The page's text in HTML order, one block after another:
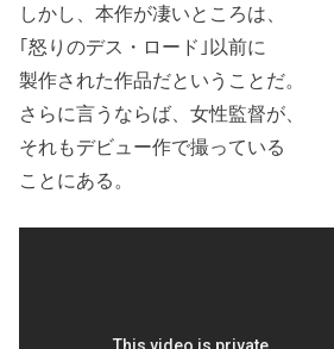
しかし、本作が凄いところは、
｢怒りのデス・ロード｣以前に
製作された作品だということだ。
さらに言うならば、女性監督が、
それもデビュー作で撮っている
ことにある。